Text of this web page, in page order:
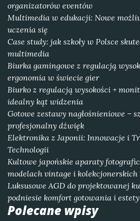
organizatorów eventów
Multimedia w edukacji: Nowe
uczenia się
Case study: jak szkoły w Polsce
multimedia
Biurka gamingowe z regulacją
ergonomia w świecie gier
Biurko z regulacją wysokości +
idealny kąt widzenia
Gotowe zestawy nagłośnieniowe –
profesjonalny dźwięk
Elektronika z Japonii: Innowacje i
Technologii
Kultowe japońskie aparaty
modelach vintage i kolekcjonerskich
Luksusowe AGD do projektowanej
podniesie komfort gotowania i
Polecane wpisy